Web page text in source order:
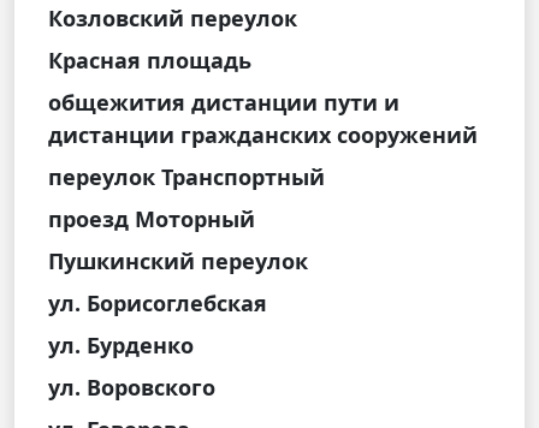
Козловский переулок
Красная площадь
общежития дистанции пути и
дистанции гражданских сооружений
переулок Транспортный
проезд Моторный
Пушкинский переулок
ул. Борисоглебская
ул. Бурденко
ул. Воровского